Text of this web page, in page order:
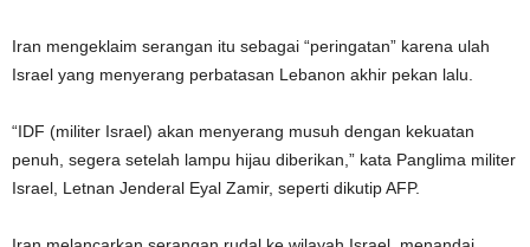
Iran mengeklaim serangan itu sebagai “peringatan” karena ulah
Israel yang menyerang perbatasan Lebanon akhir pekan lalu.
“IDF (militer Israel) akan menyerang musuh dengan kekuatan
penuh, segera setelah lampu hijau diberikan,” kata Panglima militer
Israel, Letnan Jenderal Eyal Zamir, seperti dikutip AFP.